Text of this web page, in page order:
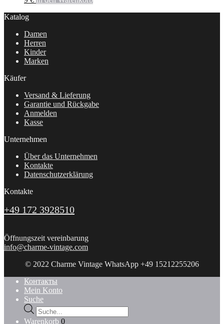
Katalog
Damen
Herren
Kinder
Marken
Käufer
Versand & Lieferung
Garantie und Rückgabe
Anmelden
Kasse
Unternehmen
Über das Unternehmen
Kontakte
Datenschutzerklärung
Kontakte
+49 172 3928510
Öffnungszeit vereinbarung
info@charme-vintage.com
© 2022 Charme Vintage WhatsApp +49 15212255206
Контакты
Mein Konto
Suche
Products
search
Warenkorb 0